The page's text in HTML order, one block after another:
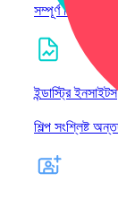
সম্পূর্ণ ভিডিও
ইন্ডাস্ট্রি ইনসাইটস
শিল্প সংশ্লিষ্ট